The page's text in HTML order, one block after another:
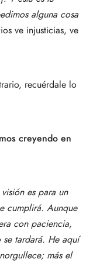
alguna cosa
ve injusticias, ve
recuérdale lo
creyendo en
visión es para un
cumplirá. Aunque
con paciencia,
tardará. He aquí
más el